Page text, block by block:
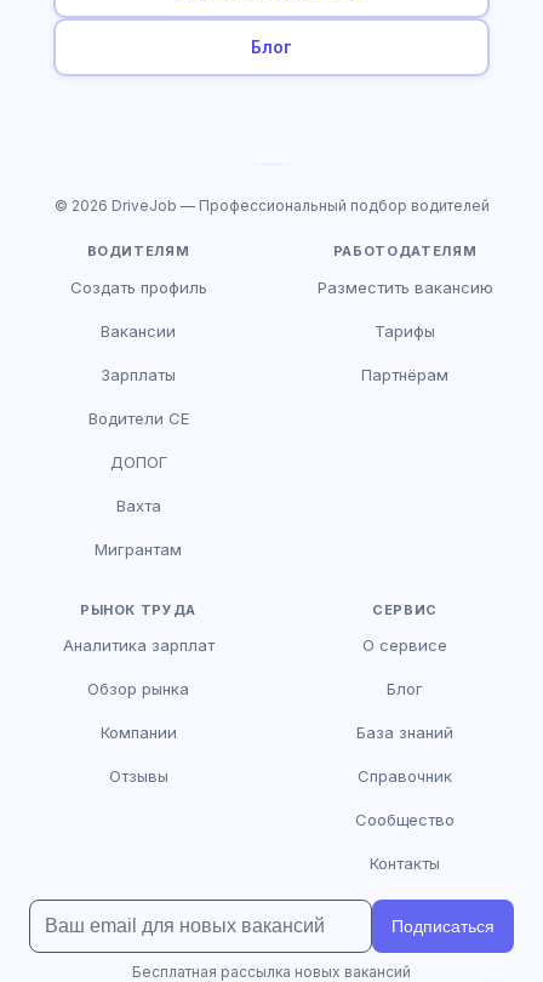
Блог
© 2026 DriveJob — Профессиональный подбор водителей
ВОДИТЕЛЯМ
Создать профиль
Вакансии
Зарплаты
Водители CE
ДОПОГ
Вахта
Мигрантам
РАБОТОДАТЕЛЯМ
Разместить вакансию
Тарифы
Партнёрам
РЫНОК ТРУДА
Аналитика зарплат
Обзор рынка
Компании
Отзывы
СЕРВИС
О сервисе
Блог
База знаний
Справочник
Сообщество
Контакты
Подписаться
Бесплатная рассылка новых вакансий
HR-консультант
Здравствуйте! Я AI-консультант DriveJob.
помочь?